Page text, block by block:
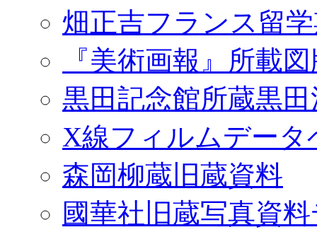
畑正吉フランス留
『美術画報』所載
黒田記念館所蔵黒
X線フィルムデータ
森岡柳蔵旧蔵資料
國華社旧蔵写真資